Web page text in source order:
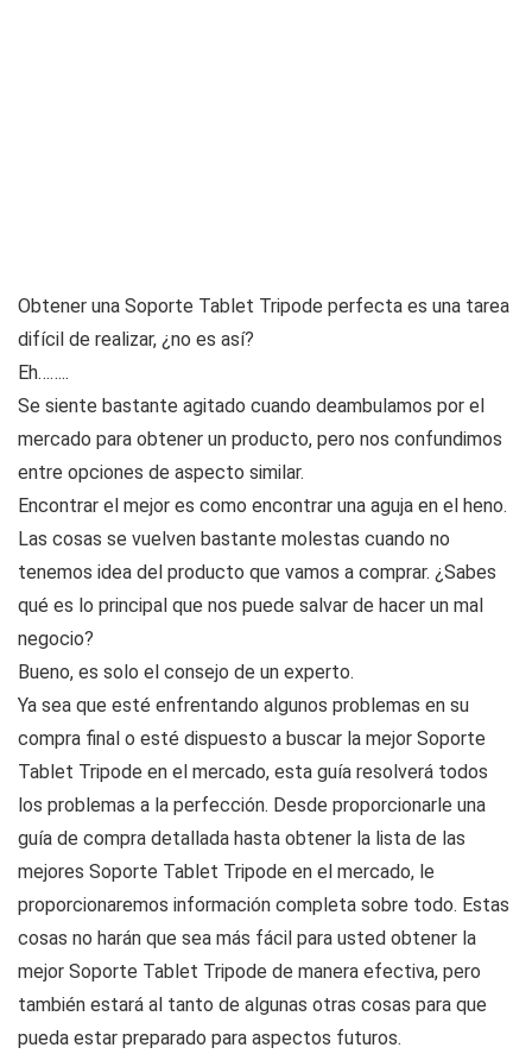
Obtener una Soporte Tablet Tripode perfecta es una tarea
difícil de realizar, ¿no es así?
Eh……..
Se siente bastante agitado cuando deambulamos por el
mercado para obtener un producto, pero nos confundimos
entre opciones de aspecto similar.
Encontrar el mejor es como encontrar una aguja en el heno.
Las cosas se vuelven bastante molestas cuando no
tenemos idea del producto que vamos a comprar. ¿Sabes
qué es lo principal que nos puede salvar de hacer un mal
negocio?
Bueno, es solo el consejo de un experto.
Ya sea que esté enfrentando algunos problemas en su
compra final o esté dispuesto a buscar la mejor Soporte
Tablet Tripode en el mercado, esta guía resolverá todos
los problemas a la perfección. Desde proporcionarle una
guía de compra detallada hasta obtener la lista de las
mejores Soporte Tablet Tripode en el mercado, le
proporcionaremos información completa sobre todo. Estas
cosas no harán que sea más fácil para usted obtener la
mejor Soporte Tablet Tripode de manera efectiva, pero
también estará al tanto de algunas otras cosas para que
pueda estar preparado para aspectos futuros.